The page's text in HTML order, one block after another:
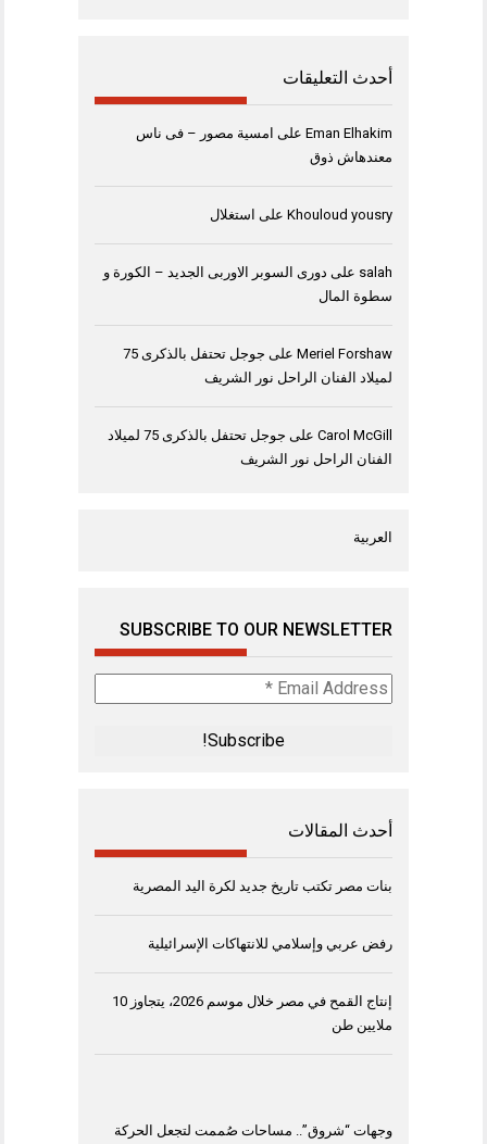
أحدث التعليقات
Eman Elhakim على امسية مصور – فى ناس
معندهاش ذوق
Khouloud yousry على استغلال
salah على دورى السوبر الاوربى الجديد – الكورة و
سطوة المال
Meriel Forshaw على
جوجل تحتفل بالذكرى 75
لميلاد الفنان الراحل نور الشريف
Carol McGill على
جوجل تحتفل بالذكرى 75 لميلاد
الفنان الراحل نور الشريف
العربية
SUBSCRIBE TO OUR NEWSLETTER
Email
Address
أحدث المقالات
بنات مصر تكتب تاريخ جديد لكرة اليد المصرية
رفض عربي وإسلامي للانتهاكات الإسرائيلية
إنتاج القمح في مصر خلال موسم 2026، يتجاوز 10
ملايين طن
وجهات “شروق”.. مساحات صُممت لتجعل الحركة